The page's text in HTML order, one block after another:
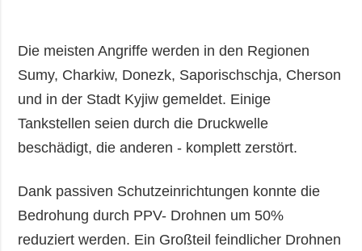
Die meisten Angriffe werden in den Regionen
Sumy, Charkiw, Donezk, Saporischschja, Cherson
und in der Stadt Kyjiw gemeldet. Einige
Tankstellen seien durch die Druckwelle
beschädigt, die anderen - komplett zerstört.
Dank passiven Schutzeinrichtungen konnte die
Bedrohung durch PPV- Drohnen um 50%
reduziert werden. Ein Großteil feindlicher Drohnen